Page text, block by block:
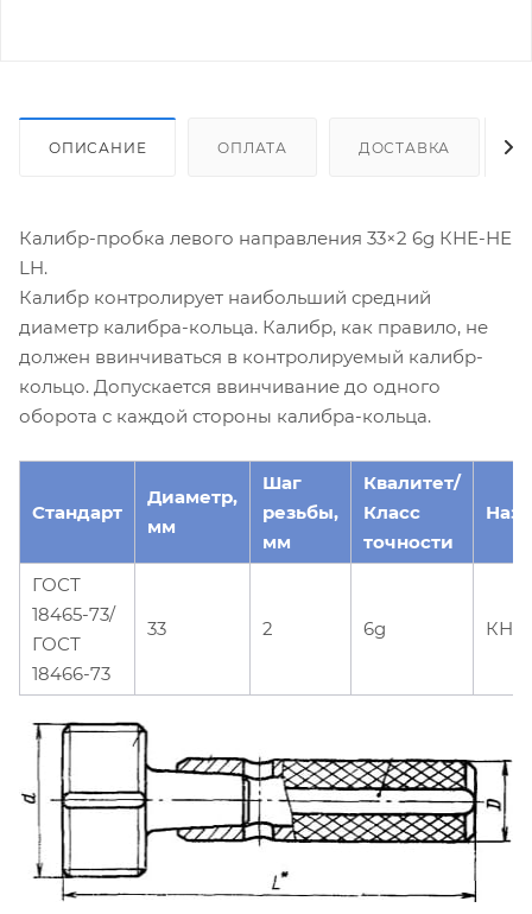
ОПИСАНИЕ ОПЛАТА ДОСТАВКА
Калибр-пробка левого направления 33×2 6g КНЕ-НЕ
LH.
Калибр контролирует наибольший средний
диаметр калибра-кольца. Калибр, как правило, не
должен ввинчиваться в контролируемый калибр-
кольцо. Допускается ввинчивание до одного
оборота с каждой стороны калибра-кольца.
Стандарт
Диаметр,
мм
Шаг
резьбы,
мм
Квалитет/
Класс
точности
ГОСТ
18465-73/
ГОСТ
18466-73
33 2 6g